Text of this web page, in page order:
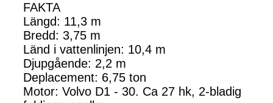
FAKTA
Längd: 11,3 m
Bredd: 3,75 m
Länd i vattenlinjen: 10,4 m
Djupgående: 2,2 m
Deplacement: 6,75 ton
Motor: Volvo D1 - 30. Ca 27 hk, 2-bladig